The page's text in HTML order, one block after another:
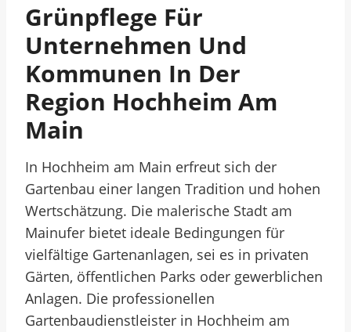
Grünpflege Für
Unternehmen Und
Kommunen In Der
Region Hochheim Am
Main
In Hochheim am Main erfreut sich der
Gartenbau einer langen Tradition und hohen
Wertschätzung. Die malerische Stadt am
Mainufer bietet ideale Bedingungen für
vielfältige Gartenanlagen, sei es in privaten
Gärten, öffentlichen Parks oder gewerblichen
Anlagen. Die professionellen
Gartenbaudienstleister in Hochheim am